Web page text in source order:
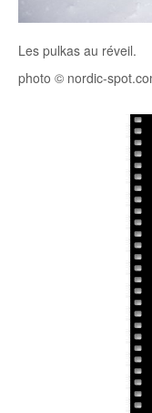
Les pulkas au réveil.
photo © nordic-